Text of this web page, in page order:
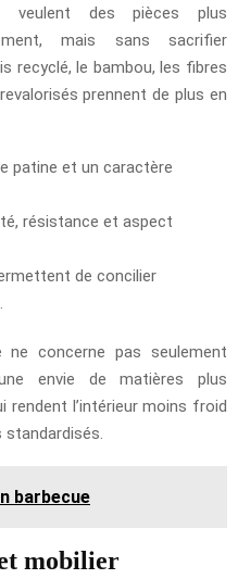
veulent des pièces plus
mais sans sacrifier
recyclé, le bambou, les fibres
prennent de plus en
patine et un caractère
résistance et aspect
de concilier
concerne pas seulement
envie de matières plus
rendent l’intérieur moins froid
barbecue
mobilier